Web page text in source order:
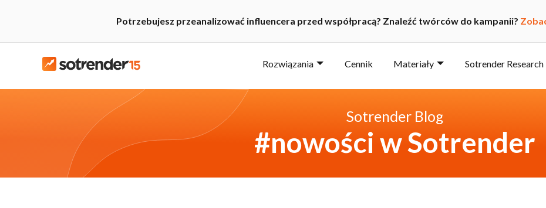
Potrzebujesz przeanalizować influencera przed współpracą? Znaleźć twórców do kampanii?
Rozwiązania Cennik Materiały Sotrender Research
Sotrender Blog
#nowości w Sotrender